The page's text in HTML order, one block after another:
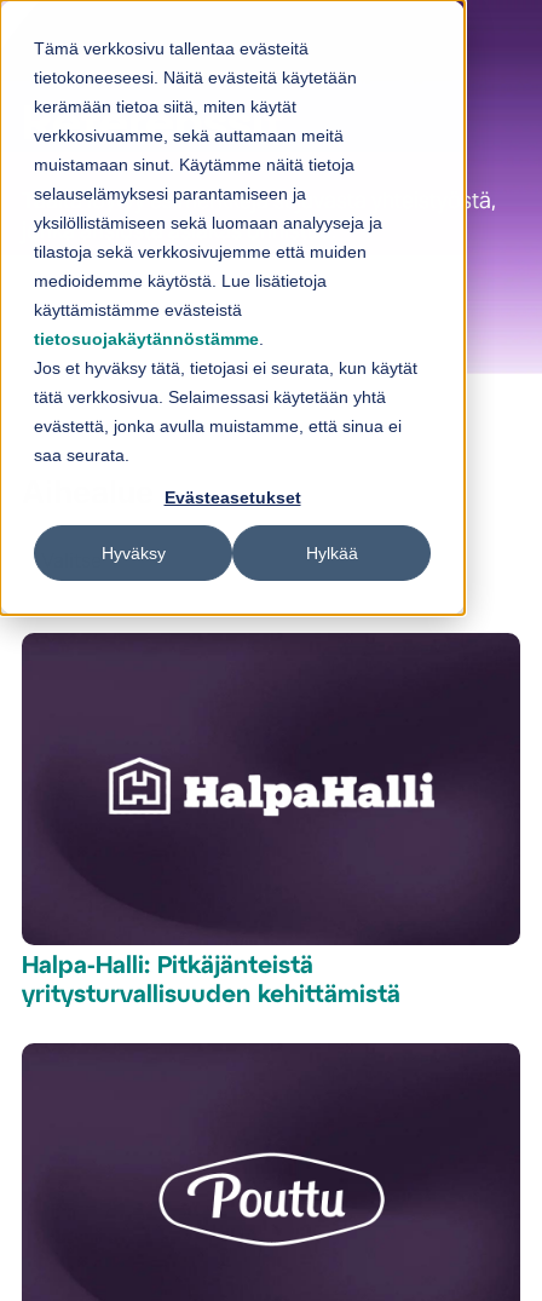
Tämä verkkosivu tallentaa evästeitä
tietokoneeseesi. Näitä evästeitä käytetään
kerämään tietoa siitä, miten käytät
verkkosivuamme, sekä auttamaan meitä
muistamaan sinut. Käytämme näitä tietoja
selauselämyksesi parantamiseen ja
yksilöllistämiseen sekä luomaan analyyseja ja
tilastoja sekä verkkosivujemme että muiden
medioidemme käytöstä. Lue lisätietoja
käyttämistämme evästeistä
tietosuojakäytännöstämme
Jos et hyväksy tätä, tietojasi ei seurata, kun käytät
tätä verkkosivua. Selaimessasi käytetään yhtä
evästettä, jonka avulla muistamme, että sinua ei
saa seurata.
Evästeasetukset
Hyväksy Hylkää
Referenssit
Täältä löytyy esimerkkejä sujuvasta yhteistyöstä,
jonka ansiosta asiakas onnistuu.
Halpa-Halli: Pitkäjänteistä
yritysturvallisuuden kehittämistä